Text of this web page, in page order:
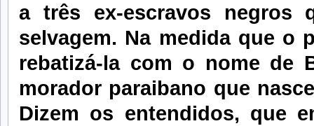
a três ex-escravos negros
selvagem. Na medida que o
rebatizá-la com o nome de
morador paraibano que
Dizem os entendidos, que